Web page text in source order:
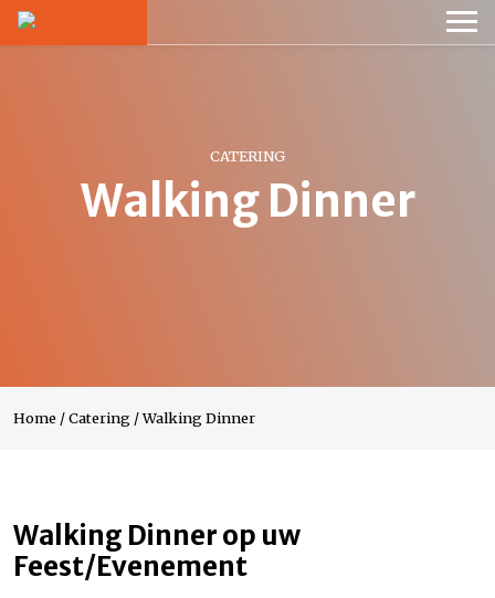
CATERING
Walking Dinner
Home /Catering /Walking Dinner
Walking Dinner op uw
Feest/Evenement